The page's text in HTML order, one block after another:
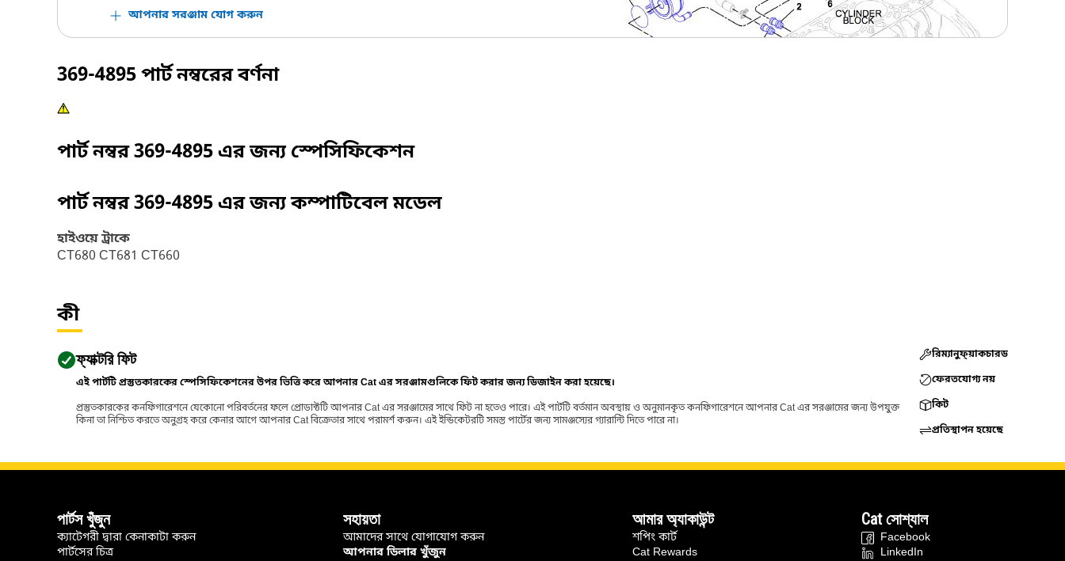
আপনার সরঞ্জাম যোগ করুন
369-4895পার্ট নম্বরের বর্ণনা
পার্ট নম্বর369-4895এর জন্য স্পেসিফিকেশন
পার্ট নম্বর369-4895এর জন্য কম্পাটিবেল মডেল
হাইওয়ে ট্রাকে
CT680 CT681 CT660
কী
ফ্যাক্টরি ফিট
এই পার্টটি প্রস্তুতকারকের স্পেসিফিকেশনের উপর ভিত্তি করে আপনার Cat এর সরঞ্জামগুলিকে ফিট করার জন্য ডিজাইন করা হয়েছে।
প্রস্তুতকারকের কনফিগারেশনে যেকোনো পরিবর্তনের ফলে প্রোডাক্টটি আপনার Cat এর সরঞ্জামের সাথে ফিট না হতেও পারে। এই পার্টটি বর্তমান অবস্থায় ও অনুমানকৃত কনফিগারেশনে আপনার Cat এর সরঞ্জামের জন্য উপযুক্ত
কিনা তা নিশ্চিত করতে অনুগ্রহ করে কেনার আগে আপনার Cat বিক্রেতার সাথে পরামর্শ করুন। এই ইন্ডিকেটরটি সমস্ত পার্টের জন্য সামঞ্জস্যের গ্যারান্টি দিতে পারে না।
রিম্যানুফ্য়াকচারড
ফেরতযোগ্য নয়
কিট
প্রতিস্থাপন হয়েছে
পার্টস খুঁজুন
ক্যাটেগরী দ্বারা কেনাকাটা করুন
পার্টসের চিত্র
সহায়তা
আমাদের সাথে যোগাযোগ করুন
আপনার ডিলার খুঁজুন
আমার অ্যাকাউন্ট
শপিং কার্ট
Cat Rewards
Cat সোশ্যাল
Facebook
LinkedIn